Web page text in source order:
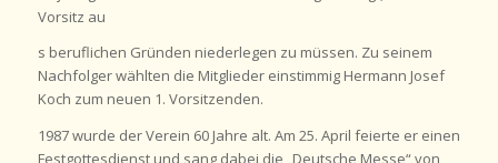
Vorsitz au
s beruflichen Gründen niederlegen zu müssen. Zu seinem
Nachfolger wählten die Mitglieder einstimmig Hermann Josef
Koch zum neuen 1. Vorsitzenden.
1987 wurde der Verein 60 Jahre alt. Am 25. April feierte er einen
Festgottesdienst und sang dabei die „Deutsche Messe“ von